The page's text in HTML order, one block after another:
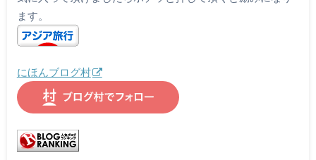
ます。
にほんブログ村